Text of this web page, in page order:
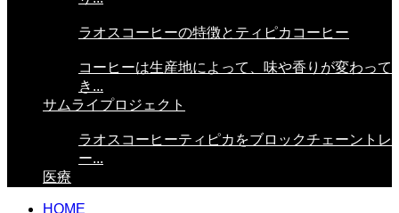
ラオスコーヒーの特徴とティピカコーヒー
コーヒーは生産地によって、味や香りが変わって
き...
サムライプロジェクト
ラオスコーヒーティピカをブロックチェーントレ
ー...
医療
HOME